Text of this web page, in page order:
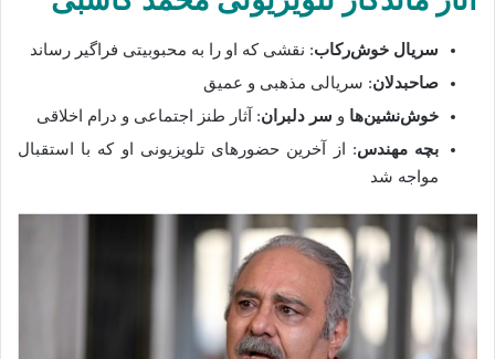
سریال خوش‌رکاب: نقشی که او را به محبوبیتی فراگیر رساند
صاحبدلان: سریالی مذهبی و عمیق
خوش‌نشین‌ها و سر دلبران: آثار طنز اجتماعی و درام اخلاقی
بچه مهندس: از آخرین حضورهای تلویزیونی او که با استقبال
مواجه شد